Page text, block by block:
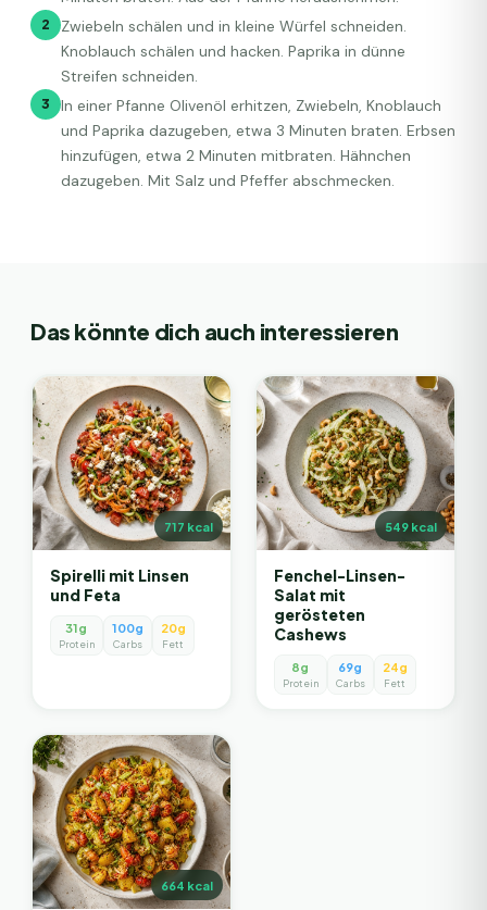
2
Zwiebeln schälen und in kleine Würfel schneiden.
Knoblauch schälen und hacken. Paprika in dünne
Streifen schneiden.
3
In einer Pfanne Olivenöl erhitzen, Zwiebeln, Knoblauch
und Paprika dazugeben, etwa 3 Minuten braten. Erbsen
hinzufügen, etwa 2 Minuten mitbraten. Hähnchen
dazugeben. Mit Salz und Pfeffer abschmecken.
Das könnte dich auch interessieren
717 kcal
Spirelli mit Linsen
und Feta
31g
Protein
100g
Carbs
20g
Fett
549kcal
Fenchel-Linsen-
Salat mit
gerösteten
Cashews
8g
Protein
69g
Carbs
24g
Fett
664 kcal